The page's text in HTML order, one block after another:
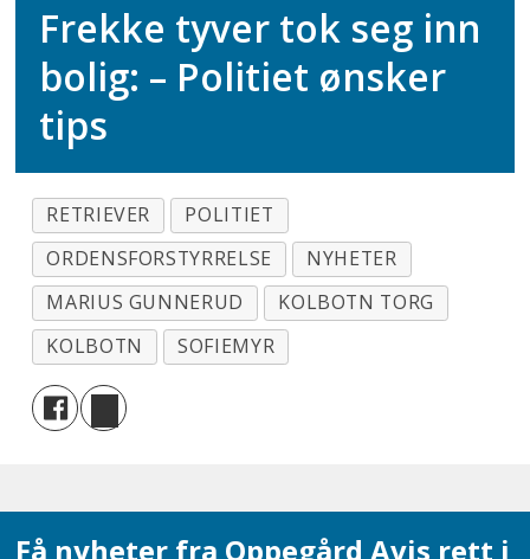
Frekke tyver tok seg inn
bolig: – Politiet ønsker
tips
RETRIEVER
POLITIET
ORDENSFORSTYRRELSE
NYHETER
MARIUS GUNNERUD
KOLBOTN TORG
KOLBOTN
SOFIEMYR
Få nyheter fra Oppegård Avis rett i